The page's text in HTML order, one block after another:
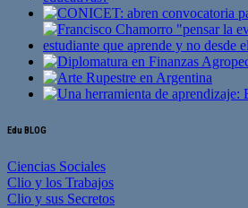
Edu BLOG
Ciencias Sociales
Clio y los Trabajos
Clio y sus Secretos